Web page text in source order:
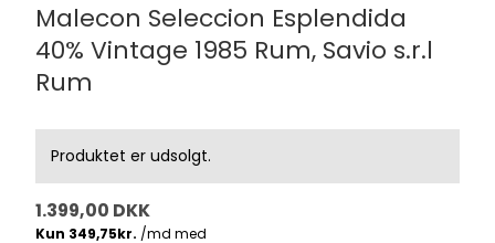
Malecon Seleccion Esplendida
40% Vintage 1985 Rum, Savio s.r.l
Rum
Produktet er udsolgt.
1.399,00 DKK